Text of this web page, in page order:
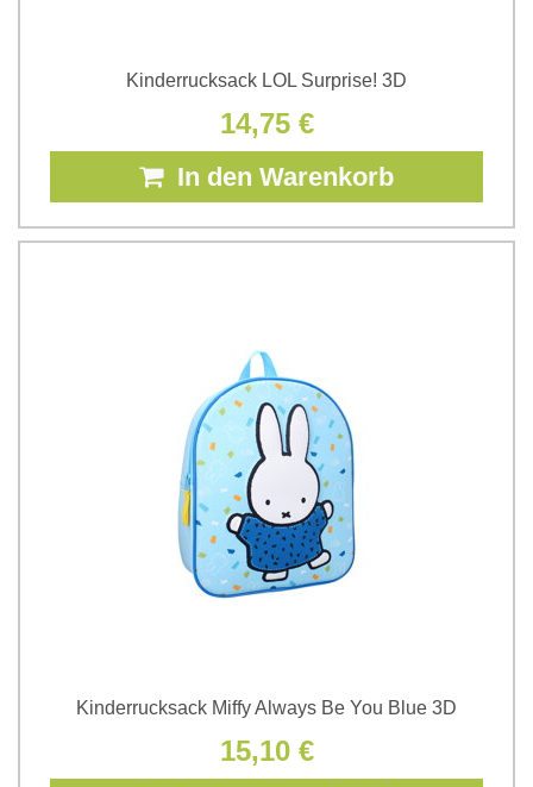
Kinderrucksack LOL Surprise! 3D
14,75 €
In den Warenkorb
Kinderrucksack Miffy Always Be You Blue 3D
15,10 €